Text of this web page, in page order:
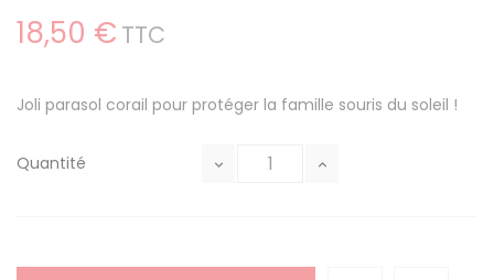
18,50 € TTC
Joli parasol corail pour protéger la famille souris du soleil !
Quantité